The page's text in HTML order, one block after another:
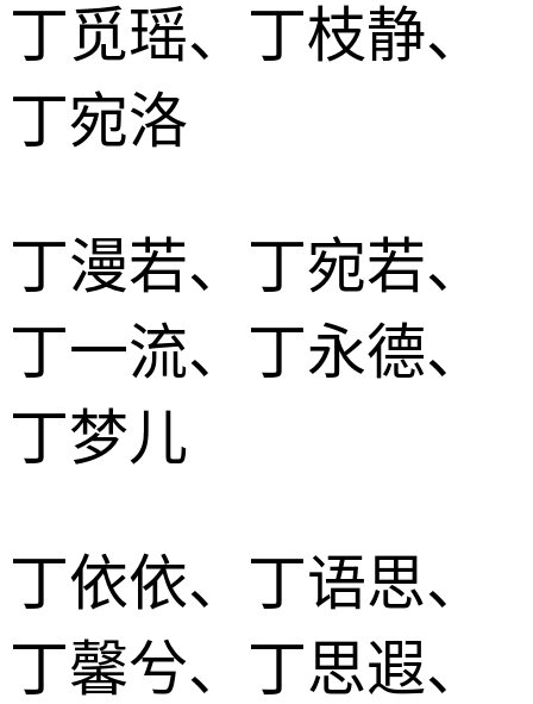
丁觅瑶、丁枝静、
丁宛洛
丁漫若、丁宛若、
丁一流、丁永德、
丁梦儿
丁依依、丁语思、
丁馨兮、丁思遐、